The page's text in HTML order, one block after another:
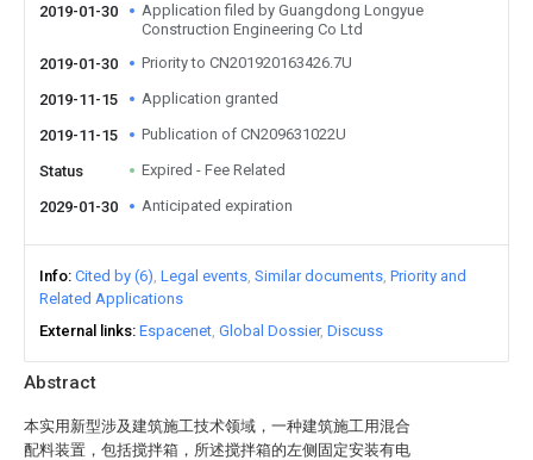
Abstract
本实用新型涉及建筑施工技术领域，一种建筑施工用混合
配料装置，包括搅拌箱，所述搅拌箱的左侧固定安装有电
2019-01-30
Application filed by Guangdong Longyue
Construction Engineering Co Ltd
2019-01-30
Priority to CN201920163426.7U
2019-11-15 Application granted
2019-11-15 Publication of CN209631022U
Status Expired - Fee Related
2029-01-30 Anticipated expiration
Info Cited by (6) Legal events Similar documents Priority and
Related Applications
External links Espacenet Global Dossier Discuss